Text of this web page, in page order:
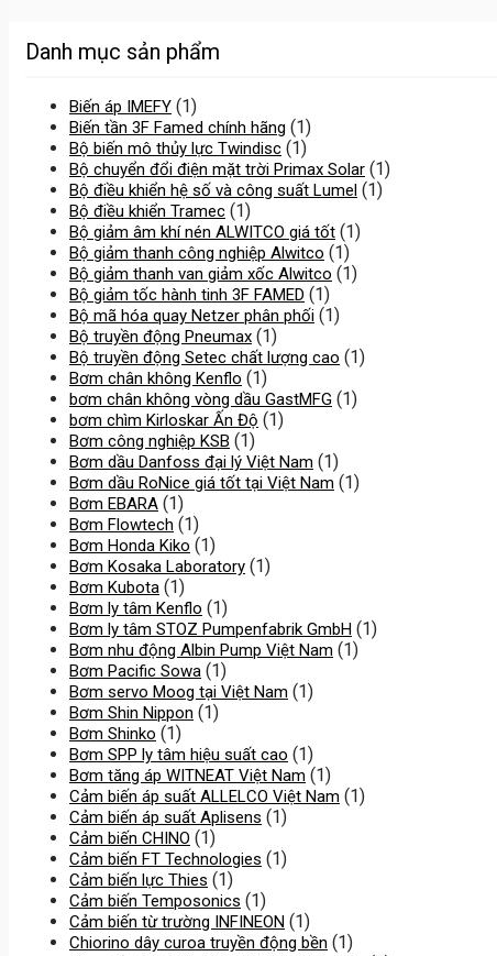
Danh mục sản phẩm
Biến áp IMEFY (1)
Biến tần 3F Famed chính hãng (1)
Bộ biến mô thủy lực Twindisc (1)
Bộ chuyển đổi điện mặt trời Primax Solar (1)
Bộ điều khiển hệ số và công suất Lumel (1)
Bộ điều khiển Tramec (1)
Bộ giảm âm khí nén ALWITCO giá tốt (1)
Bộ giảm thanh công nghiệp Alwitco (1)
Bộ giảm thanh van giảm xốc Alwitco (1)
Bộ giảm tốc hành tinh 3F FAMED (1)
Bộ mã hóa quay Netzer phân phối (1)
Bộ truyền động Pneumax (1)
Bộ truyền động Setec chất lượng cao (1)
Bơm chân không Kenflo (1)
bơm chân không vòng dầu GastMFG (1)
bơm chìm Kirloskar Ấn Độ (1)
Bơm công nghiệp KSB (1)
Bơm dầu Danfoss đại lý Việt Nam (1)
Bơm dầu RoNice giá tốt tại Việt Nam (1)
Bơm EBARA (1)
Bơm Flowtech (1)
Bơm Honda Kiko (1)
Bơm Kosaka Laboratory (1)
Bơm Kubota (1)
Bơm ly tâm Kenflo (1)
Bơm ly tâm STOZ Pumpenfabrik GmbH (1)
Bơm nhu động Albin Pump Việt Nam (1)
Bơm Pacific Sowa (1)
Bơm servo Moog tại Việt Nam (1)
Bơm Shin Nippon (1)
Bơm Shinko (1)
Bơm SPP ly tâm hiệu suất cao (1)
Bơm tăng áp WITNEAT Việt Nam (1)
Cảm biến áp suất ALLELCO Việt Nam (1)
Cảm biến áp suất Aplisens (1)
Cảm biến CHINO (1)
Cảm biến FT Technologies (1)
Cảm biến lực Thies (1)
Cảm biến Temposonics (1)
Cảm biến từ trường INFINEON (1)
Chiorino dây curoa truyền động bền (1)